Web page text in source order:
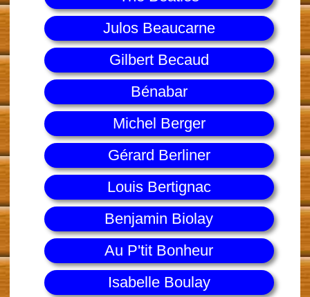
Julos Beaucarne
Gilbert Becaud
Bénabar
Michel Berger
Gérard Berliner
Louis Bertignac
Benjamin Biolay
Au P'tit Bonheur
Isabelle Boulay